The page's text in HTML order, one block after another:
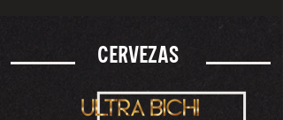
CERVEZAS